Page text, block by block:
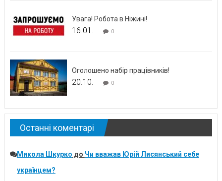
Увага! Робота в Ніжині!
16.01. 0
Оголошено набір працівників!
20.10. 0
Останні коментарі
Микола Шкурко до Чи вважав Юрій Лисянський себе
українцем?